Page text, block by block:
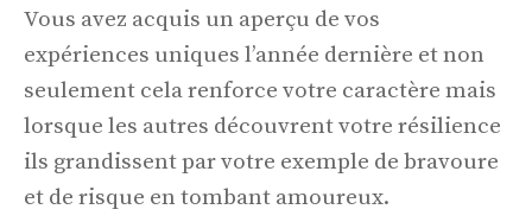
Vous avez acquis un aperçu de vos
expériences uniques l’année dernière et non
seulement cela renforce votre caractère mais
lorsque les autres découvrent votre résilience
ils grandissent par votre exemple de bravoure
et de risque en tombant amoureux.